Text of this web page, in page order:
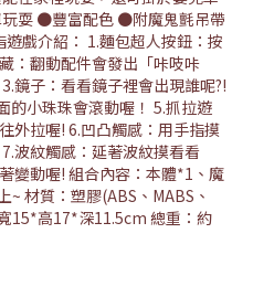
耍 ●豐富配色 ●附魔鬼氈吊帶
戲介紹： 1.麵包超人按鈕：按
：翻動配件會發出「咔吱咔
鏡子：看看鏡子裡會出現誰呢?!
的小珠珠會滾動喔！ 5.抓拉遊
外拉喔! 6.凹凸觸感：用手指摸
波紋觸感：延著波紋摸看看
變動喔! 組合內容：本體*1、魔
材質：塑膠(ABS、MABS、
15*高17*深11.5cm 總重：約